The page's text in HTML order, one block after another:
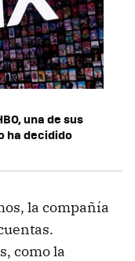
una de sus
ha decidido
la compañía
como la